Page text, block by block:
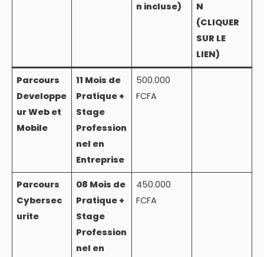
n incluse)
N
(CLIQUER
SUR LE
LIEN)
Parcours
Developpe
ur Web et
Mobile
11 Mois de
Pratique +
Stage
Profession
nel en
Entreprise
500.000
FCFA
Parcours
Cybersec
urite
08 Mois de
Pratique +
Stage
Profession
nel en
450.000
FCFA